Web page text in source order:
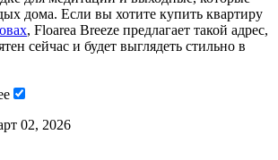
дома. Если вы хотите купить квартиру
, Floarea Breeze предлагает такой адрес,
сейчас и будет выглядеть стильно в
02, 2026